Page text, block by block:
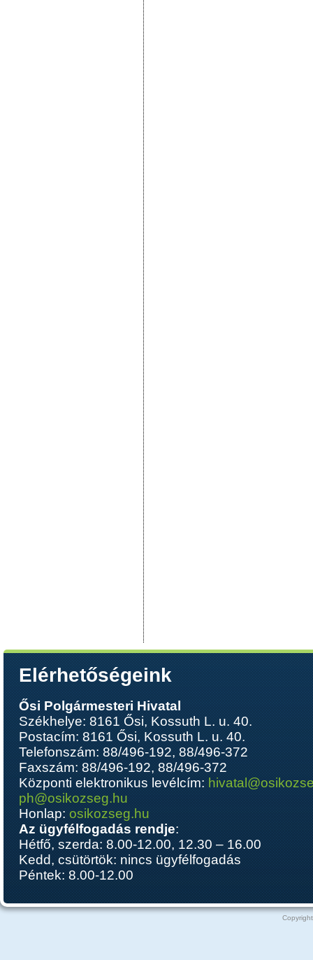
Elérhetőségeink
Ősi Polgármesteri Hivatal
Székhelye: 8161 Ősi, Kossuth L. u. 40.
Postacím: 8161 Ősi, Kossuth L. u. 40.
Telefonszám: 88/496-192, 88/496-372
Faxszám: 88/496-192, 88/496-372
Központi elektronikus levélcím:
ph@osikozseg.hu
Honlap:osikozseg.hu
Az ügyfélfogadás rendje:
Hétfő, szerda: 8.00-12.00, 12.30 – 16.00
Kedd, csütörtök: nincs ügyfélfogadás
Péntek: 8.00-12.00